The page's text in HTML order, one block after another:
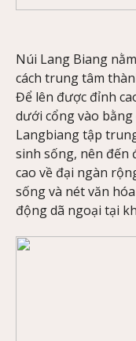
Núi Lang Biang
cách trung tâm
Để lên được đỉnh
dưới cổng vào bằng
Langbiang tập
sinh sống, nên đến
cao về đại ngàn
sống và nét văn
động dã ngoại tại